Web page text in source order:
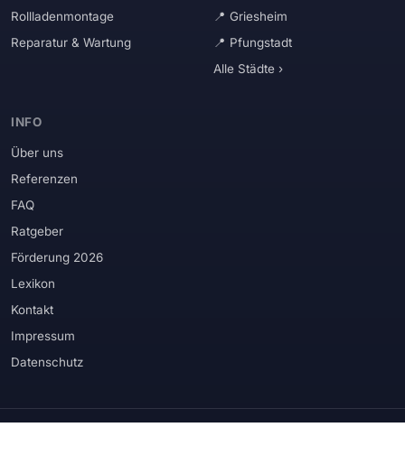
Rollladenmontage
Reparatur & Wartung
Griesheim
Pfungstadt
Alle Städte ›
INFO
Über uns
Referenzen
FAQ
Ratgeber
Förderung 2026
Lexikon
Kontakt
Impressum
Datenschutz